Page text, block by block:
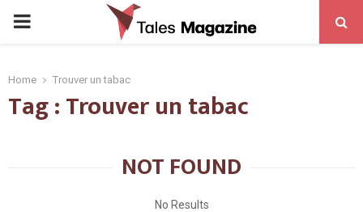
PRIMARY
Home Trouver un tabac
Tag : Trouver un tabac
NOT FOUND
No Results